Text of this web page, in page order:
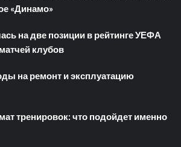
«Динамо»
на две позиции в рейтинге УЕФА
клубов
на ремонт и эксплуатацию
тренировок: что подойдет именно